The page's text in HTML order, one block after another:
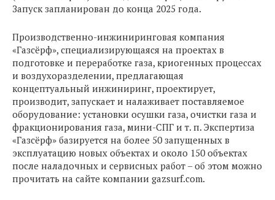
Запуск запланирован до конца 2025 года.
Производственно-инжиниринговая компания
«Газсёрф», специализирующаяся на проектах в
подготовке и переработке газа, криогенных процессах
и воздухоразделении, предлагающая
концептуальный инжиниринг, проектирует,
производит, запускает и налаживает поставляемое
оборудование: установки осушки газа, очистки газа и
фракционирования газа, мини-СПГ и т. п. Экспертиза
«Газсёрф» базируется на более 50 запущенных в
эксплуатацию новых объектах и около 150 объектах
после наладочных и сервисных работ – об этом можно
прочитать на сайте компании gazsurf.com.